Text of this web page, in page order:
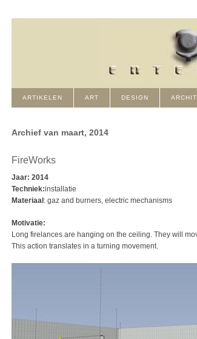
ARTIKELEN ART DESIGN
Archief van maart, 2014
FireWorks
Jaar: 2014
Techniek:installatie
Materiaal : gaz and burners, electric mechanisms
Motivatie:
Long firelances are hanging on the ceiling. They will
This action translates in a turning movement.